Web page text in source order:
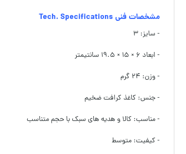
مشخصات فنی Tech. Specifications
- سایز: ۳
- ابعاد ۶ × ۱۵ × ۱۹.۵
سانتیمتر
- وزن: ۲۴ گرم
- جنس: کاغذ کرافت ضخیم
- مناسب: کالا و هدیه های سبک با حجم متناسب
- کیفیت: متوسط